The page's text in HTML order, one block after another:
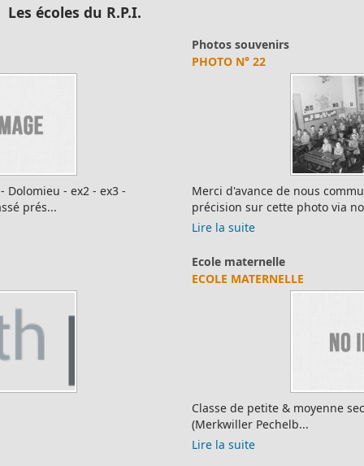
PHOTO N° 22
Merci d'avance de nous communiquer toutes erreurs ou
précision sur cette photo via notre formulair...
ECOLE MATERNELLE
Classe de petite & moyenne section de maternelle